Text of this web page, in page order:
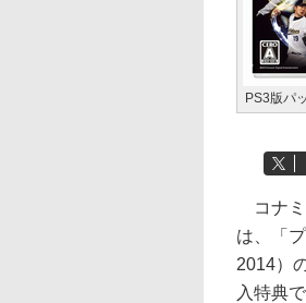
PS3版パ
コナミ
は、「
2014）
入特典